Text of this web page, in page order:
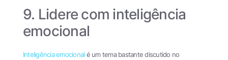
9. Lidere com inteligência
emocional
Inteligência emocional é um tema bastante discutido no